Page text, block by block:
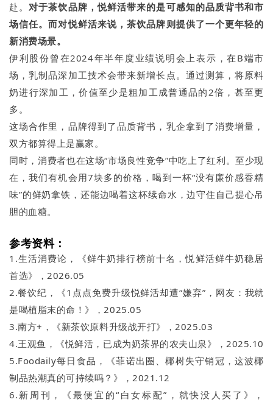
赴。对于茶饮品牌，悦鲜活带来的是可感知的品质背书和市
场信任。而对悦鲜活来说，茶饮品牌则提供了一个更年轻的
新消费场景。
伊利股份曾在2024年半年度业绩说明会上表示，在B端市
场，乳制品深加工技术会带来新增长点。通过测算，将原料
奶进行深加工，价值至少是粗加工成普通品的2倍，甚至更
多。
这场合作里，品牌得到了品质背书，乳企拿到了消费增量，
双方都算得上是赢家。
同时，消费者也在这场“市场良性竞争”中吃上了红利。至少现
在，我们有机会用7块多的价格，喝到一杯“没有廉价感香精
味”的鲜奶拿铁，还能边喝着这杯续命水，边守住自己提心吊
胆的血糖。
参考资料：
1.生活消费论，《鲜牛奶排行榜前十名，悦鲜活鲜牛奶稳居
首选》，2026.05
2.餐饮纪，《1点点免费升级悦鲜活却遭“嫌弃”，网友：我就
是喝植脂末的命！》，2025.05
3.南方+，《新茶饮原料升级战开打》，2025.03
4.王观鱼，《悦鲜活，已成为奶茶界的农夫山泉》，2025.10
5.Foodaily每日食品，《菲诺出圈、椰树失守销冠，这波椰
制品热潮真的可持续吗？》，2021.12
6.新周刊，《最便宜的“白女标配”，就快没人买了》，